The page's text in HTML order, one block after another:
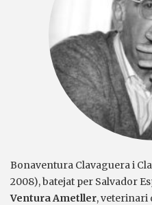
Bonaventura Clavaguera i
2008), batejat per Salvador
Ventura Ametller, veterinari